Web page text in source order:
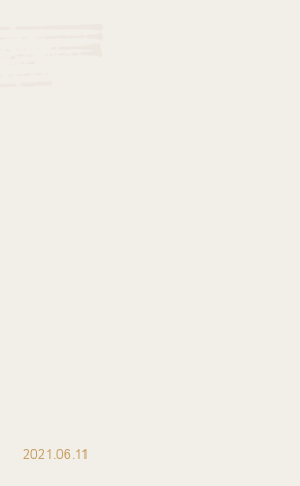
2021.06.11